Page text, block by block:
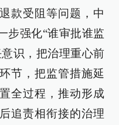
款受阻等问题，中
步强化“谁审批谁监
识，把治理重心前
节，把监管措施延
全过程，推动形成
追责相衔接的治理